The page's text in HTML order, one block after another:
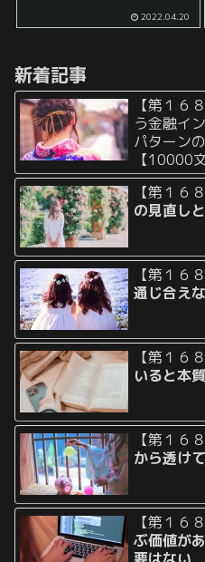
その行動を決めていると思われ
がちですが、 実はそこまで自由
2022.04.20
新着記事
【第１６
う金融イ
パターン
【10000
【第１６
の見直し
【第１６
通じ合え
【第１６
いると本
【第１６
から透け
【第１６
ぶ価値が